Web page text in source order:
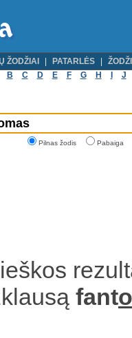
ŽODŽIAI PATARLĖS
B C D E F G H J
Pilnas žodis Pabaiga
fant